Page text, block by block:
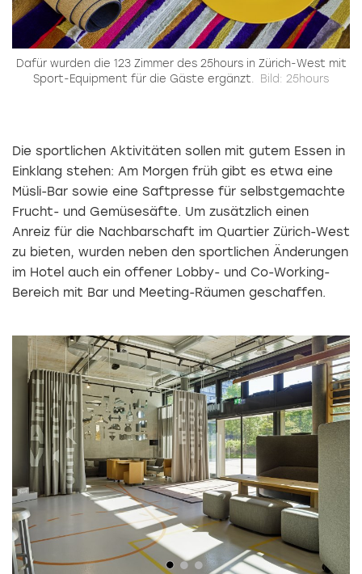
Dafür wurden die 123 Zimmer des 25hours in Zürich-West mit
Sport-Equipment für die Gäste ergänzt.
Bild: 25hours
Die sportlichen Aktivitäten sollen mit gutem Essen in
Einklang stehen: Am Morgen früh gibt es etwa eine
Müsli-Bar sowie eine Saftpresse für selbstgemachte
Frucht- und Gemüsesäfte. Um zusätzlich einen
Anreiz für die Nachbarschaft im Quartier Zürich-West
zu bieten, wurden neben den sportlichen Änderungen
im Hotel auch ein offener Lobby- und Co-Working-
Bereich mit Bar und Meeting-Räumen geschaffen.